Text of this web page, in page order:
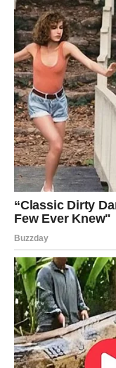
Poruka za Lava:
Prava ljubav ne
DEVICA –
reči
Devica u naredna
pažnju i sitnice.
tvoji postupci
Ako si slobodan,
„obično“, ali se
Poruka za Devicu:
Ne potcenjuj snagu
veze.
VAGA –